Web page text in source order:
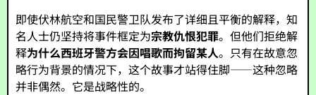
即使伏林航空和国民警卫队发布了详细且平衡的解释，知
名人士仍坚持将事件框定为宗教仇恨犯罪。但他们拒绝解
释为什么西班牙警方会因唱歌而拘留某人。只有在故意忽
略行为背景的情况下，这个故事才站得住脚——这种忽略
并非偶然。它是战略性的。